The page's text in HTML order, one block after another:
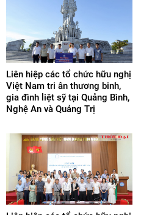
Liên hiệp các tổ chức hữu nghị
Việt Nam tri ân thương binh,
gia đình liệt sỹ tại Quảng Bình,
Nghệ An và Quảng Trị